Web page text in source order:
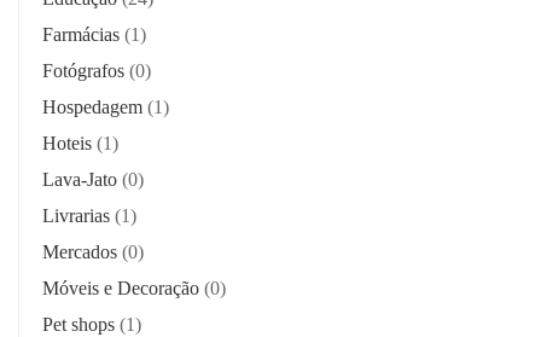
Farmácias (1)
Fotógrafos (0)
Hospedagem (1)
Hoteis (1)
Lava-Jato (0)
Livrarias (1)
Mercados (0)
Móveis e Decoração (0)
Pet shops (1)